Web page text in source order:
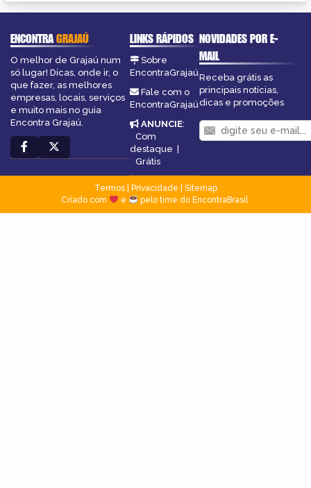
ENCONTRAGRAJAÚ
O melhor de Grajaú num
só lugar! Dicas, onde ir, o
que fazer, as melhores
empresas, locais, serviços
e muito mais no guia
Encontra Grajaú.
LINKS RÁPIDOS
Sobre
EncontraGrajaú
Fale com o
EncontraGrajaú
ANUNCIE:
Com
destaque |
Grátis
NOVIDADES POR E-
MAIL
Receba grátis as
principais notícias,
dicas e promoções
Termos| Privacidade
Sitemap
Criado com
e pelo time do EncontraBrasil